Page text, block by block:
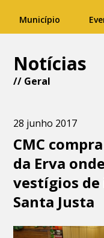
Município
Notícias
// Geral
28 junho 2017
CMC
da Erva
vestígios
Santa Justa